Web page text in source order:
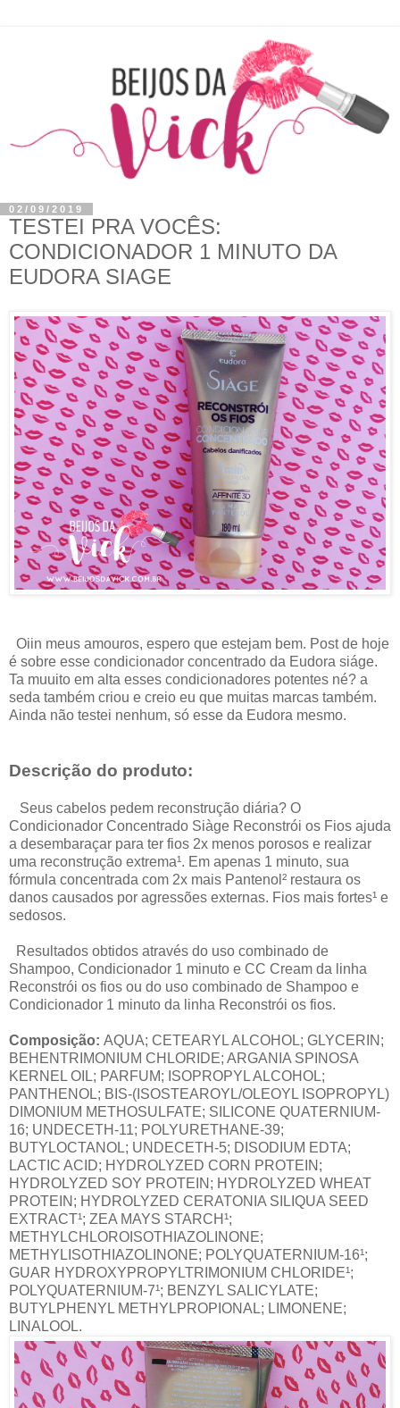
02/09/2019
TESTEI PRA VOCÊS:
CONDICIONADOR 1 MINUTO DA
EUDORA SIAGE
Oiin meus amouros, espero que estejam bem. Post de hoje
é sobre esse condicionador concentrado da Eudora siáge.
Ta muuito em alta esses condicionadores potentes né? a
seda também criou e creio eu que muitas marcas também.
Ainda não testei nenhum, só esse da Eudora mesmo.
Descrição do produto:
Seus cabelos pedem reconstrução diária? O
Condicionador Concentrado Siàge Reconstrói os Fios ajuda
a desembaraçar para ter fios 2x menos porosos e realizar
uma reconstrução extrema¹. Em apenas 1 minuto, sua
fórmula concentrada com 2x mais Pantenol² restaura os
danos causados por agressões externas. Fios mais fortes¹ e
sedosos.
Resultados obtidos através do uso combinado de
Shampoo, Condicionador 1 minuto e CC Cream da linha
Reconstrói os fios ou do uso combinado de Shampoo e
Condicionador 1 minuto da linha Reconstrói os fios.
Composição: AQUA; CETEARYL ALCOHOL; GLYCERIN;
BEHENTRIMONIUM CHLORIDE; ARGANIA SPINOSA
KERNEL OIL; PARFUM; ISOPROPYL ALCOHOL;
PANTHENOL; BIS-(ISOSTEAROYL/OLEOYL ISOPROPYL)
DIMONIUM METHOSULFATE; SILICONE QUATERNIUM-
16; UNDECETH-11; POLYURETHANE-39;
BUTYLOCTANOL; UNDECETH-5; DISODIUM EDTA;
LACTIC ACID; HYDROLYZED CORN PROTEIN;
HYDROLYZED SOY PROTEIN; HYDROLYZED WHEAT
PROTEIN; HYDROLYZED CERATONIA SILIQUA SEED
EXTRACT¹; ZEA MAYS STARCH¹;
METHYLCHLOROISOTHIAZOLINONE;
METHYLISOTHIAZOLINONE; POLYQUATERNIUM-16¹;
GUAR HYDROXYPROPYLTRIMONIUM CHLORIDE¹;
POLYQUATERNIUM-7¹; BENZYL SALICYLATE;
BUTYLPHENYL METHYLPROPIONAL; LIMONENE;
LINALOOL.